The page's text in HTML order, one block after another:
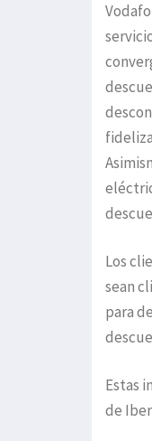
Los
sean
para
Estas
de